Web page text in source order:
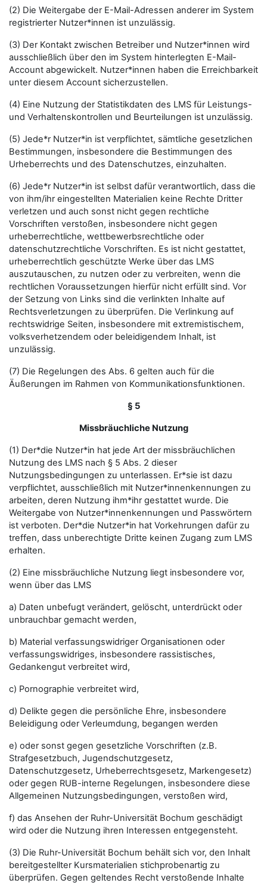
(2) Die Weitergabe der E-Mail-Adressen anderer im System
registrierter Nutzer*innen ist unzulässig.
(3) Der Kontakt zwischen Betreiber und Nutzer*innen wird
ausschließlich über den im System hinterlegten E-Mail-
Account abgewickelt. Nutzer*innen haben die Erreichbarkeit
unter diesem Account sicherzustellen.
(4) Eine Nutzung der Statistikdaten des LMS für Leistungs-
und Verhaltenskontrollen und Beurteilungen ist unzulässig.
(5) Jede*r Nutzer*in ist verpflichtet, sämtliche gesetzlichen
Bestimmungen, insbesondere die Bestimmungen des
Urheberrechts und des Datenschutzes, einzuhalten.
(6) Jede*r Nutzer*in ist selbst dafür verantwortlich, dass die
von ihm/ihr eingestellten Materialien keine Rechte Dritter
verletzen und auch sonst nicht gegen rechtliche
Vorschriften verstoßen, insbesondere nicht gegen
urheberrechtliche, wettbewerbsrechtliche oder
datenschutzrechtliche Vorschriften. Es ist nicht gestattet,
urheberrechtlich geschützte Werke über das LMS
auszutauschen, zu nutzen oder zu verbreiten, wenn die
rechtlichen Voraussetzungen hierfür nicht erfüllt sind. Vor
der Setzung von Links sind die verlinkten Inhalte auf
Rechtsverletzungen zu überprüfen. Die Verlinkung auf
rechtswidrige Seiten, insbesondere mit extremistischem,
volksverhetzendem oder beleidigendem Inhalt, ist
unzulässig.
(7) Die Regelungen des Abs. 6 gelten auch für die
Äußerungen im Rahmen von Kommunikationsfunktionen.
§ 5
Missbräuchliche Nutzung
(1) Der*die Nutzer*in hat jede Art der missbräuchlichen
Nutzung des LMS nach § 5 Abs. 2 dieser
Nutzungsbedingungen zu unterlassen. Er*sie ist dazu
verpflichtet, ausschließlich mit Nutzer*innenkennungen zu
arbeiten, deren Nutzung ihm*ihr gestattet wurde. Die
Weitergabe von Nutzer*innenkennungen und Passwörtern
ist verboten. Der*die Nutzer*in hat Vorkehrungen dafür zu
treffen, dass unberechtigte Dritte keinen Zugang zum LMS
erhalten.
(2) Eine missbräuchliche Nutzung liegt insbesondere vor,
wenn über das LMS
a) Daten unbefugt verändert, gelöscht, unterdrückt oder
unbrauchbar gemacht werden,
b) Material verfassungswidriger Organisationen oder
verfassungswidriges, insbesondere rassistisches,
Gedankengut verbreitet wird,
c) Pornographie verbreitet wird,
d) Delikte gegen die persönliche Ehre, insbesondere
Beleidigung oder Verleumdung, begangen werden
e) oder sonst gegen gesetzliche Vorschriften (z.B.
Strafgesetzbuch, Jugendschutzgesetz,
Datenschutzgesetz, Urheberrechtsgesetz, Markengesetz)
oder gegen RUB-interne Regelungen, insbesondere diese
Allgemeinen Nutzungsbedingungen, verstoßen wird,
f) das Ansehen der Ruhr-Universität Bochum geschädigt
wird oder die Nutzung ihren Interessen entgegensteht.
(3) Die Ruhr-Universität Bochum behält sich vor, den Inhalt
bereitgestellter Kursmaterialien stichprobenartig zu
überprüfen. Gegen geltendes Recht verstoßende Inhalte